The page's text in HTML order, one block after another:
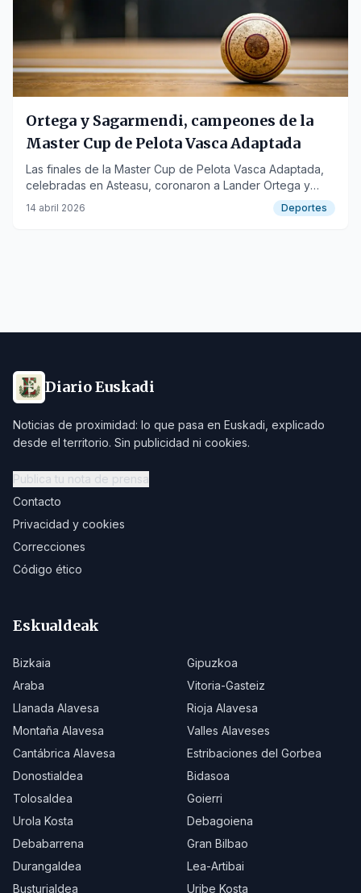
Ortega y Sagarmendi, campeones de la
Master Cup de Pelota Vasca Adaptada
Las finales de la Master Cup de Pelota Vasca Adaptada,
celebradas en Asteasu, coronaron a Lander Ortega y
Eneko Sagarmendi en la categoría de discapacidad
14 abril 2026 Deportes
Diario Euskadi
Noticias de proximidad: lo que pasa en Euskadi, explicado
desde el territorio. Sin publicidad ni cookies.
Publica tu nota de prensa
Contacto
Privacidad y cookies
Correcciones
Código ético
Eskualdeak
Bizkaia
Gipuzkoa
Araba
Vitoria-Gasteiz
Llanada Alavesa
Rioja Alavesa
Montaña Alavesa
Valles Alaveses
Cantábrica Alavesa
Estribaciones del Gorbea
Donostialdea
Bidasoa
Tolosaldea
Goierri
Urola Kosta
Debagoiena
Debabarrena
Gran Bilbao
Durangaldea
Lea-Artibai
Busturialdea
Uribe Kosta